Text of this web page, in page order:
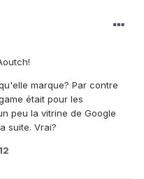
marque? Par contre
était pour les
peu la vitrine de Google
suite. Vrai?